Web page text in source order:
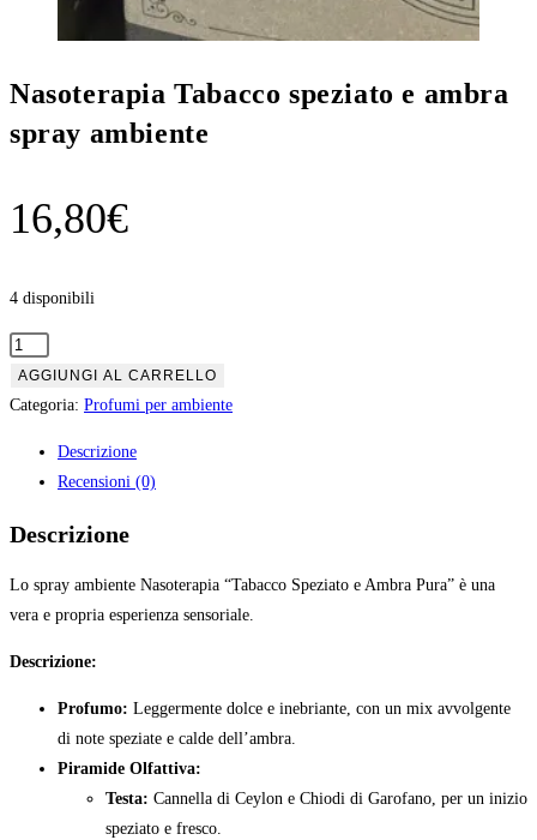
Nasoterapia Tabacco speziato e ambra
spray ambiente
16,80€
4 disponibili
Nasoterapia
Tabacco
speziato
ambiente
AGGIUNGI AL CARRELLO
Categoria: Profumi per ambiente
Descrizione
Recensioni (0)
Descrizione
Lo spray ambiente Nasoterapia “Tabacco Speziato e Ambra Pura” è una
vera e propria esperienza sensoriale.
Descrizione:
Profumo: Leggermente dolce e inebriante, con un mix avvolgente
di note speziate e calde dell’ambra.
Piramide Olfattiva:
Testa: Cannella di Ceylon e Chiodi di Garofano, per un inizio
speziato e fresco.